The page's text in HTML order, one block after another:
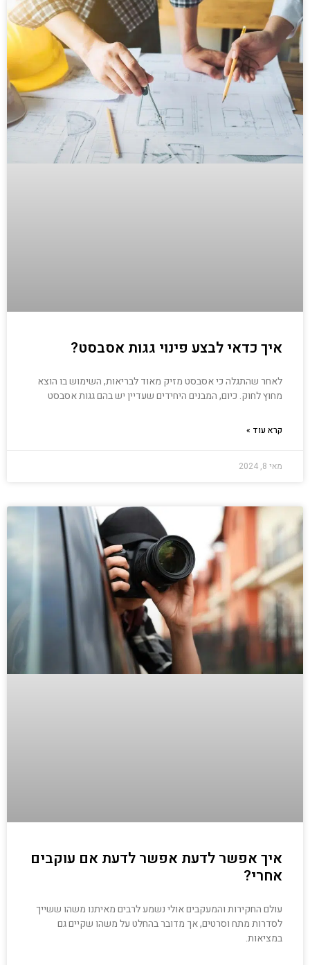
איך כדאי לבצע פינוי גגות אסבסט?
לאחר שהתגלה כי אסבסט מזיק מאוד לבריאות, השימוש בו הוצא
מחוץ לחוק. כיום, המבנים היחידים שעדיין יש בהם גגות אסבסט
קרא עוד »
מאי 8, 2024
איך אפשר לדעת אפשר לדעת אם עוקבים
אחרי?
עולם החקירות והמעקבים אולי נשמע לרבים מאיתנו משהו ששייך
לסדרות מתח וסרטים, אך מדובר בהחלט על משהו שקיים גם
במציאות.